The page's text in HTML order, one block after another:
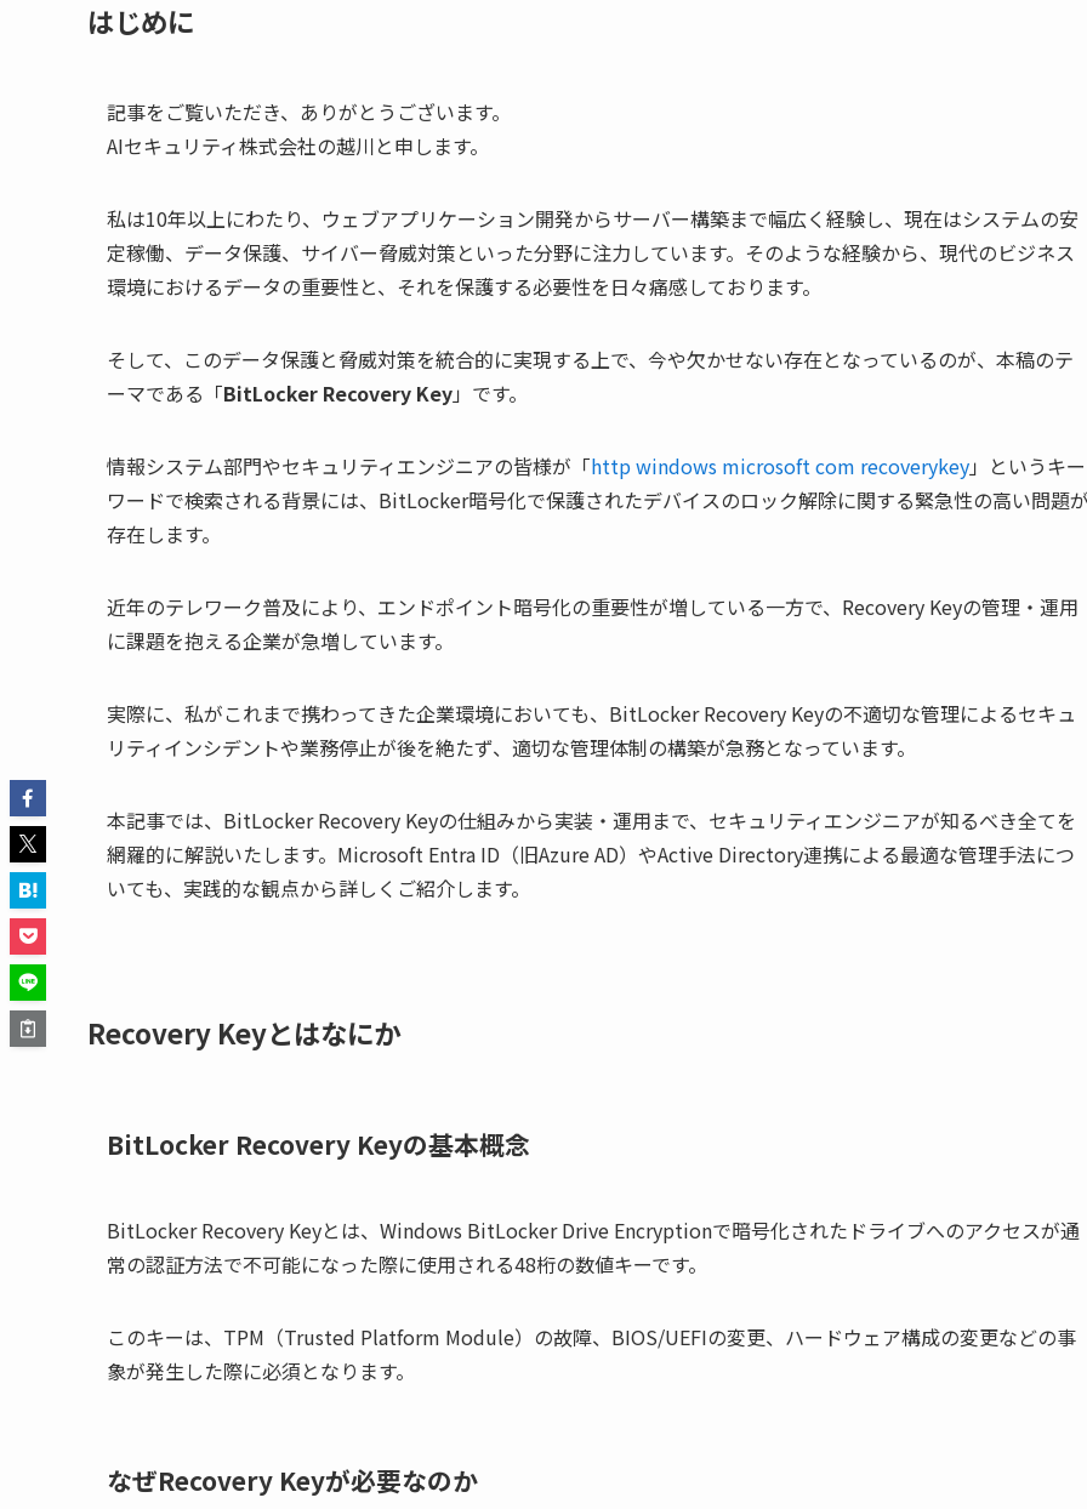
はじめに
記事をご覧いただき、ありがとうございます。
AIセキュリティ株式会社の越川と申します。
私は10年以上にわたり、ウェブアプリケーション開発からサーバー構築まで幅広く経験し、現在はシステムの安
定稼働、データ保護、サイバー脅威対策といった分野に注力しています。そのような経験から、現代のビジネス
環境におけるデータの重要性と、それを保護する必要性を日々痛感しております。
そして、このデータ保護と脅威対策を統合的に実現する上で、今や欠かせない存在となっているのが、本稿のテ
ーマである「BitLocker Recovery Key」です。
情報システム部門やセキュリティエンジニアの皆様が「http windows microsoft com recoverykey」というキー
ワードで検索される背景には、BitLocker暗号化で保護されたデバイスのロック解除に関する緊急性の高い問題
存在します。
近年のテレワーク普及により、エンドポイント暗号化の重要性が増している一方で、Recovery Keyの管理・運用
に課題を抱える企業が急増しています。
実際に、私がこれまで携わってきた企業環境においても、BitLocker Recovery Keyの不適切な管理によるセキュ
リティインシデントや業務停止が後を絶たず、適切な管理体制の構築が急務となっています。
本記事では、BitLocker Recovery Keyの仕組みから実装・運用まで、セキュリティエンジニアが知るべき全てを
網羅的に解説いたします。Microsoft Entra ID（旧Azure AD）やActive Directory連携による最適な管理手法につ
いても、実践的な観点から詳しくご紹介します。
Recovery Keyとはなにか
BitLocker Recovery Keyの基本概念
BitLocker Recovery Keyとは、Windows BitLocker Drive Encryptionで暗号化されたドライブへのアクセスが通
常の認証方法で不可能になった際に使用される48桁の数値キーです。
このキーは、TPM（Trusted Platform Module）の故障、BIOS/UEFIの変更、ハードウェア構成の変更などの事
象が発生した際に必須となります。
なぜRecovery Keyが必要なのか